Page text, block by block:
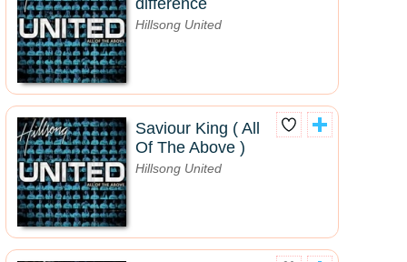
difference
Hillsong United
Saviour King ( All
Of The Above )
Hillsong United